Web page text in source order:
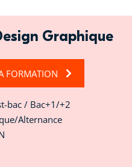
Graphique
FORMATION
bac / Bac+1/+2
Alternance